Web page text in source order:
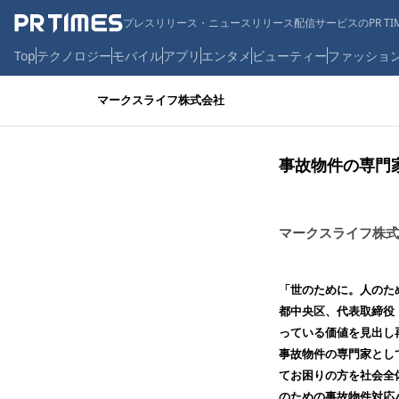
プレスリリース・ニュースリリース配信サービスのPR
Topテクノロジーモバイルアプリ エンタメ ビューティーファッショ
マークスライフ株式会社
事故物件の専門
マークスライフ株
「世のために。⼈の
都中央区、代表取締
っている価値を見出
事故物件の専門家と
てお困りの方を社会